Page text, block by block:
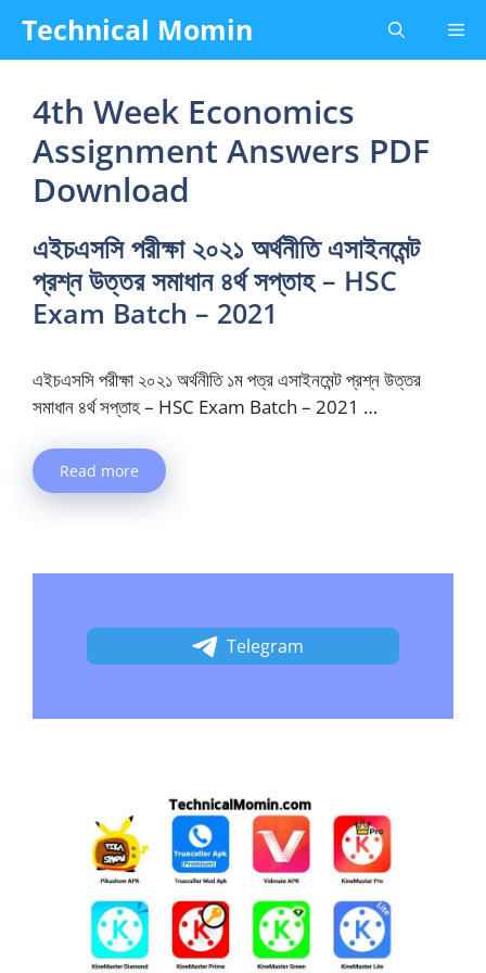
content
Technical Momin
4th Week Economics
Assignment Answers PDF
Download
এইচএসসি পরীক্ষা ২০২১ অর্থনীতি এসাইনমেন্ট
প্রশ্ন উত্তর সমাধান ৪র্থ সপ্তাহ – HSC
Exam Batch – 2021
এইচএসসি পরীক্ষা ২০২১ অর্থনীতি ১ম পত্র এসাইনমেন্ট প্রশ্ন উত্তর
সমাধান ৪র্থ সপ্তাহ – HSC Exam Batch – 2021 …
Read more
Telegram